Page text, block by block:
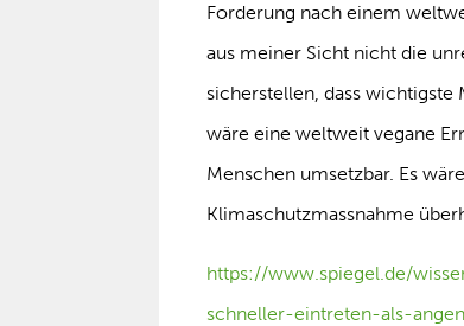
Forderung nach einem
aus meiner Sicht nicht die
sicherstellen, dass
wäre eine weltweit vegane
Menschen umsetzbar. Es
Klimaschutzmassnahme
https://www.spiegel.de/
schneller-eintreten-als-